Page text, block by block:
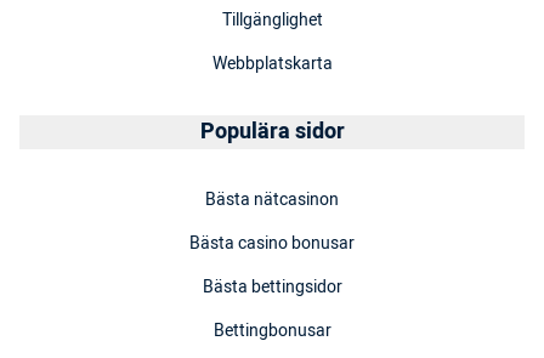
Tillgänglighet
Webbplatskarta
Populära sidor
Bästa nätcasinon
Bästa casino bonusar
Bästa bettingsidor
Bettingbonusar